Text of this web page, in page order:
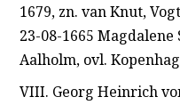
1679, zn. van Knut,
23-08-1665
Aalholm, ovl.
VIII. Georg Heinrich